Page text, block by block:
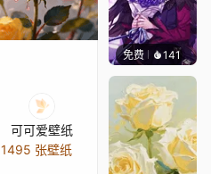
可可爱壁纸
1495 张壁纸
免费 141夜莺